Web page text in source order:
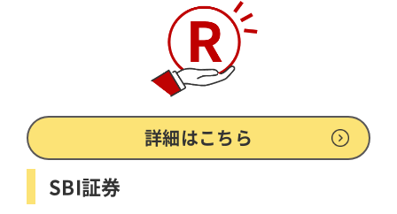
詳細はこちら
SBI証券